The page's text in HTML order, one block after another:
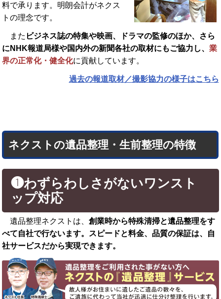
料で承ります。明朗会計がネクス
トの理念です。
また ビジネス誌の特集や映画、ドラマの監修のほか、さら
に NHK報道局様や国内外の新聞各社の取材にもご協力し、業
界の正常化・健全化に貢献しています。
過去の報道取材／撮影協力の様子はこちら
ネクストの遺品整理・生前整理の特徴
❶わずらわしさがないワンスト
ップ対応
遺品整理ネクストは、創業時から特殊清掃と遺品整理をす
べて自社で行ないます。スピードと料金、品質の保証は、自
社サービスだから実現できます。